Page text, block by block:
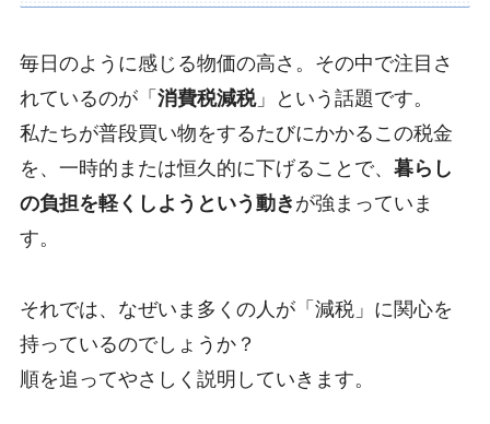
毎日のように感じる物価の高さ。その中で注目さ
れているのが「 消費税減税」という話題です。
私たちが普段買い物をするたびにかかるこの税金
を、一時的または恒久的に下げることで、 暮らし
の負担を軽くしようという動き が強まっていま
す。
それでは、なぜいま多くの人が「減税」に関心を
持っているのでしょうか？
順を追ってやさしく説明していきます。